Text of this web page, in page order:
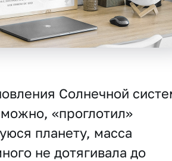
Солнечной
«проглотил»
планету, масса
не дотягивала до